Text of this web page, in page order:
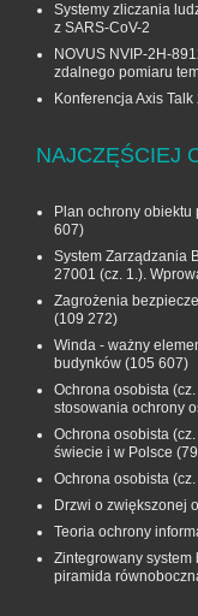
Systemy zliczania
z SARS-CoV-2
NOVUS NVIP-2H-
zdalnego pomiaru
Konferencja Axis
NAJCZĘŚCIEJ
Plan ochrony
607)
System Zarządzania
27001 (cz. 1.).
Zagrożenia
(109 272)
Winda - ważny
budynków (105 607)
Ochrona osobista
stosowania ochrony
Ochrona osobista
świecie i w Polsce
Ochrona osobista
Drzwi o zwiększonej
Teoria ochrony
Zintegrowany system
piramida